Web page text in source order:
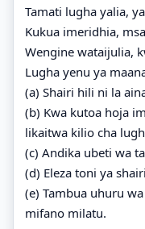
Tamati lugha yalia,
Kukua imeridhia,
Wengine wataijulia,
Lugha yenu ya
(a) Shairi hili ni la
(b) Kwa kutoa hoja
likaitwa kilio cha
(c) Andika ubeti wa
(d) Eleza toni ya
(e) Tambua uhuru
mifano milatu.